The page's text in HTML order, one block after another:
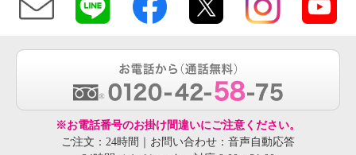
※お電話番号のお掛け間違いにご注意ください。
ご注文：24時間｜お問い合わせ：音声自動応答